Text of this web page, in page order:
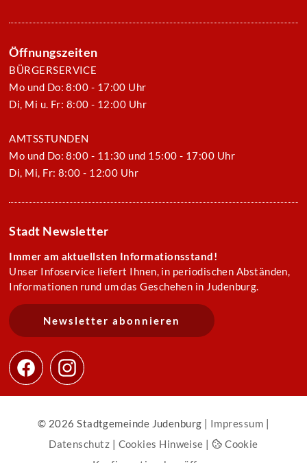
Öffnungszeiten
BÜRGERSERVICE
Mo und Do: 8:00 - 17:00 Uhr
Di, Mi u. Fr: 8:00 - 12:00 Uhr
AMTSSTUNDEN
Mo und Do: 8:00 - 11:30 und 15:00 - 17:00 Uhr
Di, Mi, Fr: 8:00 - 12:00 Uhr
Stadt Newsletter
Immer am aktuellsten Informationsstand!
Unser Infoservice liefert Ihnen, in periodischen Abständen,
Informationen rund um das Geschehen in Judenburg.
Newsletter abonnieren
© 2026 Stadtgemeinde Judenburg | Impressum
Datenschutz
Cookies Hinweise |
Cookie